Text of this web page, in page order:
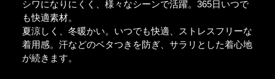
シワになりにくく、様々なシーンで活躍。365日いつで
も快適素材。
夏涼しく、冬暖かい。いつでも快適、ストレスフリーな
着用感。汗などのベタつきを防ぎ、サラリとした着心地
が続きます。